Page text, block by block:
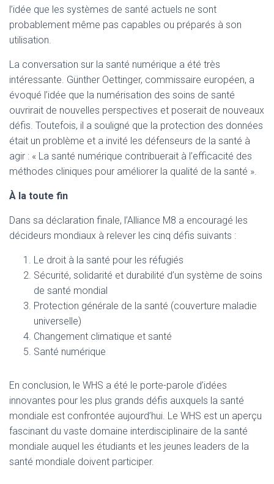
l’idée que les systèmes de santé actuels ne sont
probablement même pas capables ou préparés à son
utilisation.
La conversation sur la santé numérique a été très
intéressante. Günther Oettinger, commissaire européen, a
évoqué l’idée que la numérisation des soins de santé
ouvrirait de nouvelles perspectives et poserait de nouveaux
défis. Toutefois, il a souligné que la protection des données
était un problème et a invité les défenseurs de la santé à
agir : « La santé numérique contribuerait à l’efficacité des
méthodes cliniques pour améliorer la qualité de la santé ».
À la toute fin
Dans sa déclaration finale, l’Alliance M8 a encouragé les
décideurs mondiaux à relever les cinq défis suivants :
Le droit à la santé pour les réfugiés
Sécurité, solidarité et durabilité d’un système de soins
de santé mondial
Protection générale de la santé (couverture maladie
universelle)
Changement climatique et santé
Santé numérique
En conclusion, le WHS a été le porte-parole d’idées
innovantes pour les plus grands défis auxquels la santé
mondiale est confrontée aujourd’hui. Le WHS est un aperçu
fascinant du vaste domaine interdisciplinaire de la santé
mondiale auquel les étudiants et les jeunes leaders de la
santé mondiale doivent participer.